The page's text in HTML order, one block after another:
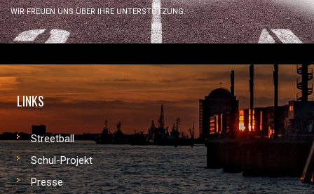
WIR FREUEN UNS ÜBER IHRE UNTERSTÜTZUNG.
LINKS
Streetball
Schul-Projekt
Presse